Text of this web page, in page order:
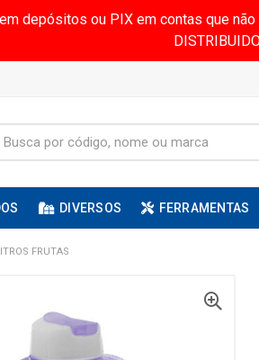
depósitos ou PIX em contas que
DIVERSOS FERRAMENTAS
FRUTAS